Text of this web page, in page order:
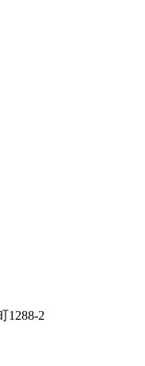
1288-2